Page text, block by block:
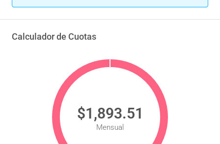
Calculador de Cuotas
$1,893.51
Mensual